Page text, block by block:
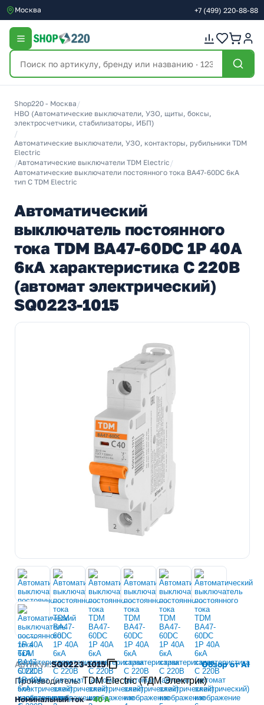
Москва +7 (499) 220-88-88
Shop220 - Москва /
НВО (Автоматические выключатели, УЗО, щиты, боксы,
электросчетчики, стабилизаторы, ИБП)
/
Автоматические выключатели, УЗО, контакторы, рубильники TDM
Electric
/Автоматические выключатели TDM Electric /
Автоматические выключатели постоянного тока ВА47-60DC 6кА
тип С TDM Electric
Автоматический
выключатель постоянного
тока TDM ВА47-60DC 1P 40А
6кА характеристика С 220В
(автомат электрический)
SQ0223-1015
Артикул:SQ0223-1015
Обзор от AI
Производитель:TDM Electric (ТДМ Электрик)
Номинальный ток —40 A